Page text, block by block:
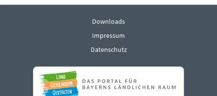
Downloads
Impressum
Datenschutz